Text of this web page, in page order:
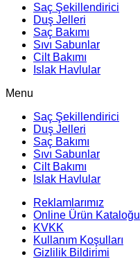
Saç Şekillendirici
Duş Jelleri
Saç Bakımı
Sıvı Sabunlar
Cilt Bakımı
Islak Havlular
Menu
Saç Şekillendirici
Duş Jelleri
Saç Bakımı
Sıvı Sabunlar
Cilt Bakımı
Islak Havlular
Reklamlarımız
Online Ürün Kataloğu
KVKK
Kullanım Koşulları
Gizlilik Bildirimi